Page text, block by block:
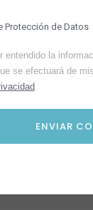
Protección de Datos
entendido la
se efectuará de
.